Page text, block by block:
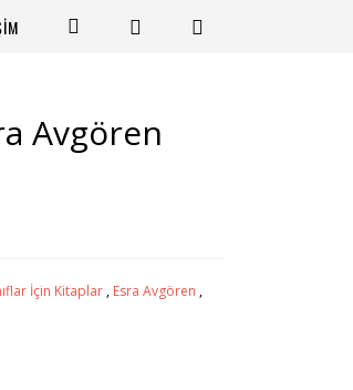
Avgören
İçin Kitaplar , Esra Avgören ,